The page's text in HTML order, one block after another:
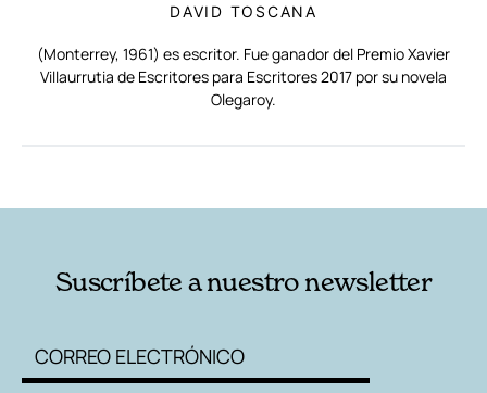
DAVID TOSCANA
(Monterrey, 1961) es escritor. Fue ganador del Premio Xavier
Villaurrutia de Escritores para Escritores 2017 por su novela
Olegaroy.
Suscríbete a nuestro newsletter